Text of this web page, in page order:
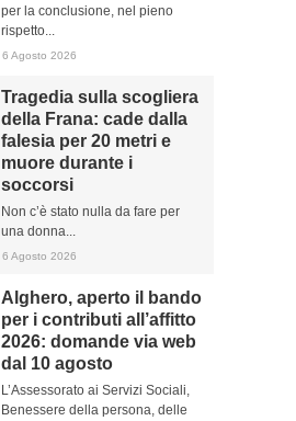
per la conclusione, nel pieno
rispetto...
6 Agosto 2026
Tragedia sulla scogliera
della Frana: cade dalla
falesia per 20 metri e
muore durante i
soccorsi
Non c’è stato nulla da fare per
una donna...
6 Agosto 2026
Alghero, aperto il bando
per i contributi all’affitto
2026: domande via web
dal 10 agosto
L’Assessorato ai Servizi Sociali,
Benessere della persona, delle